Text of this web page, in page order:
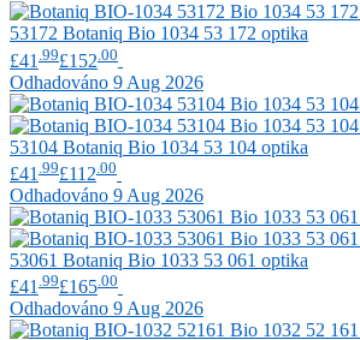
53172 Botaniq Bio 1034 53 172 optika
£41 .99£152 .00
Odhadováno 9 Aug 2026
53104 Botaniq Bio 1034 53 104 optika
£41 .99£112 .00
Odhadováno 9 Aug 2026
53061 Botaniq Bio 1033 53 061 optika
£41 .99£165 .00
Odhadováno 9 Aug 2026